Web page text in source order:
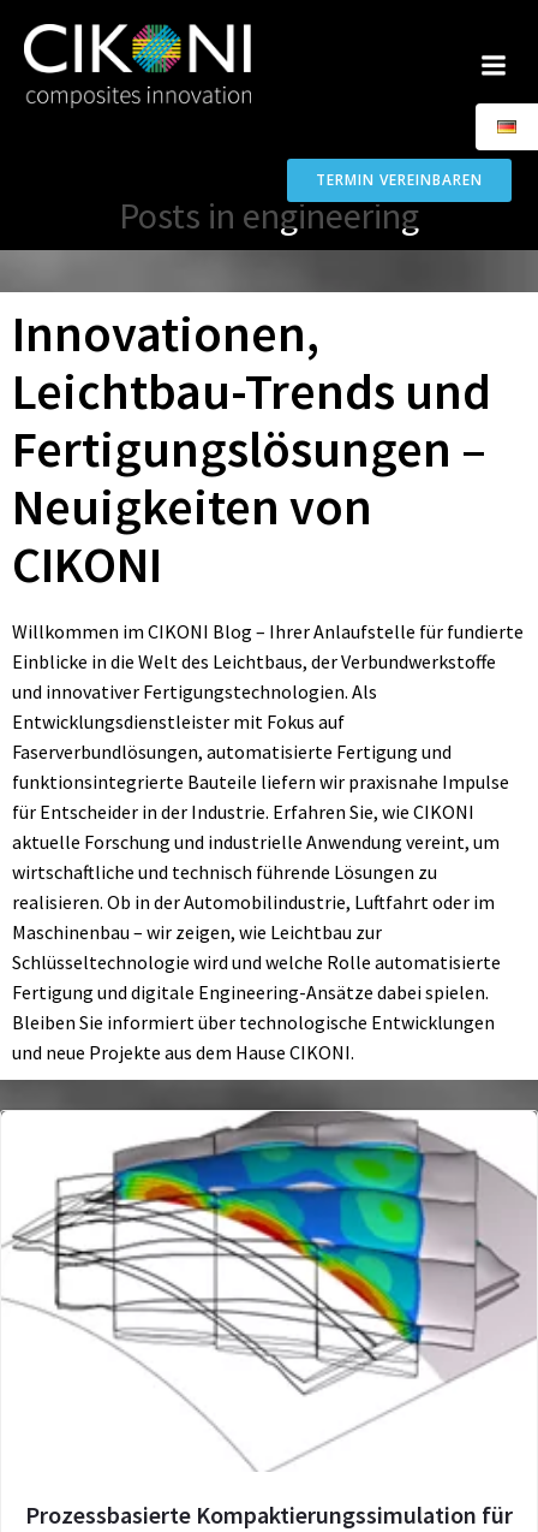
TERMIN VEREINBAREN
Posts in engineering
Innovationen,
Leichtbau-Trends und
Fertigungslösungen –
Neuigkeiten von
CIKONI
Willkommen im CIKONI Blog – Ihrer Anlaufstelle für fundierte
Einblicke in die Welt des Leichtbaus, der Verbundwerkstoffe
und innovativer Fertigungstechnologien. Als
Entwicklungsdienstleister mit Fokus auf
Faserverbundlösungen, automatisierte Fertigung und
funktionsintegrierte Bauteile liefern wir praxisnahe Impulse
für Entscheider in der Industrie. Erfahren Sie, wie CIKONI
aktuelle Forschung und industrielle Anwendung vereint, um
wirtschaftliche und technisch führende Lösungen zu
realisieren. Ob in der Automobilindustrie, Luftfahrt oder im
Maschinenbau – wir zeigen, wie Leichtbau zur
Schlüsseltechnologie wird und welche Rolle automatisierte
Fertigung und digitale Engineering-Ansätze dabei spielen.
Bleiben Sie informiert über technologische Entwicklungen
und neue Projekte aus dem Hause CIKONI.
Prozessbasierte Kompaktierungssimulation für